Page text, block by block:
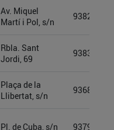
Av. Miquel
Martí i Pol, s/n
Rbla. Sant
Jordi, 69
Plaça de la
Llibertat, s/n
Pl. de Cuba, s/n